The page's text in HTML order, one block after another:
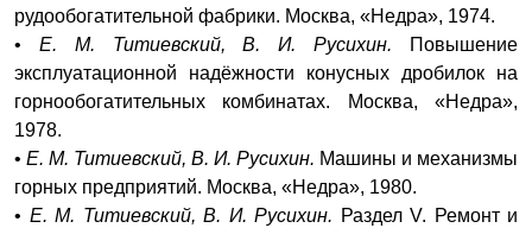
рудообогатительной фабрики. Москва, «Недра», 1974.
• Е. М. Титиевский, В. И. Русихин. Повышение
эксплуатационной надёжности конусных дробилок на
горнообогатительных комбинатах. Москва, «Недра»,
1978.
• Е. М. Титиевский, В. И. Русихин. Машины и механизмы
горных предприятий. Москва, «Недра», 1980.
• Е. М. Титиевский, В. И. Русихин. Раздел V. Ремонт и